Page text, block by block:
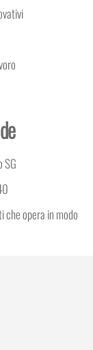
SG
che opera in modo